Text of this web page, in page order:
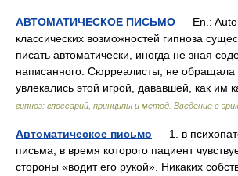
АВТОМАТИЧЕСКОЕ ПИСЬМО — En.:
классических возможностей гипноза
писать автоматически, иногда не зная
написанного. Сюрреалисты, не обращала
увлекались этой игрой, дававшей, как
гипноз: глоссарий, принципы и метод. Введение в
Автоматическое письмо — 1. в
письма, в время которого пациент
стороны «водит его рукой». Никаких